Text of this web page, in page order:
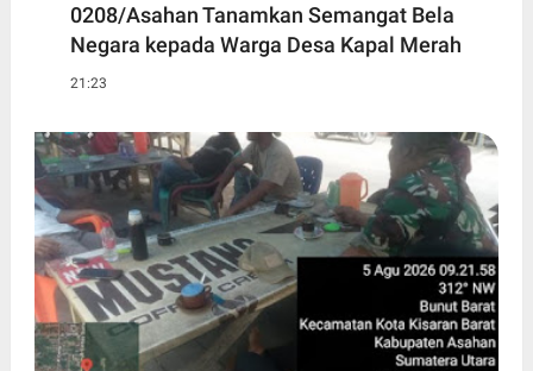
0208/Asahan Tanamkan Semangat Bela
Negara kepada Warga Desa Kapal Merah
21:23